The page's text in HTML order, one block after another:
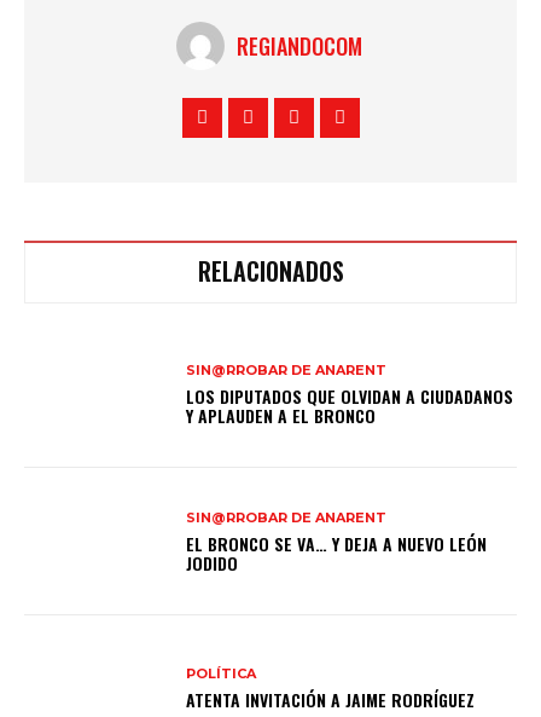
REGIANDOCOM
RELACIONADOS
SIN@RROBAR DE ANARENT
LOS DIPUTADOS QUE OLVIDAN A CIUDADANOS
Y APLAUDEN A EL BRONCO
SIN@RROBAR DE ANARENT
EL BRONCO SE VA… Y DEJA A NUEVO LEÓN
JODIDO
POLÍTICA
ATENTA INVITACIÓN A JAIME RODRÍGUEZ